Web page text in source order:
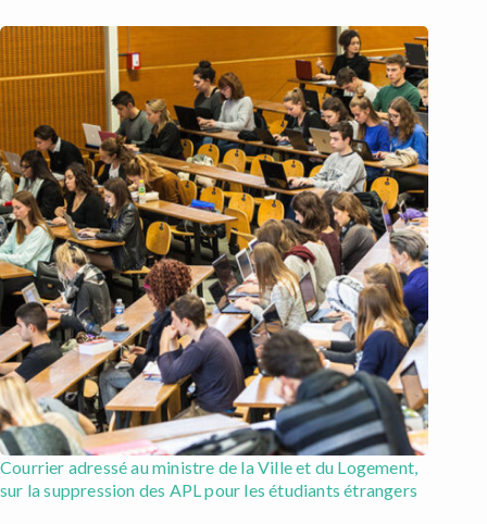
Courrier adressé au ministre de la Ville et du Logement,
sur la suppression des APL pour les étudiants étrangers